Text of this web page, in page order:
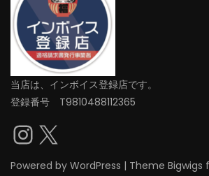
当店は、インボイス登録店です。
登録番号 T9810488112365
Instagram
X
Powered by WordPress | Theme Bigwigs